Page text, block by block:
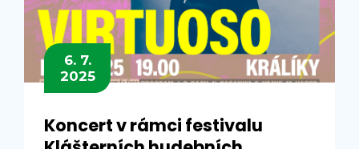
6. 7.
2025
Koncert v rámci festivalu